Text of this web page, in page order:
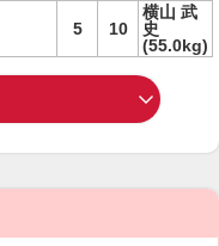
5 10
横山 武
史
(55.0kg)